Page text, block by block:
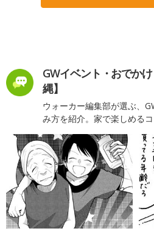
GWイベント・おでか
縄】
ウォーカー編集部が選ぶ、
み方を紹介。家で楽しめる